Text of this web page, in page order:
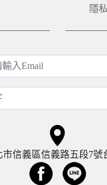
隱
信義區信義路五段7號